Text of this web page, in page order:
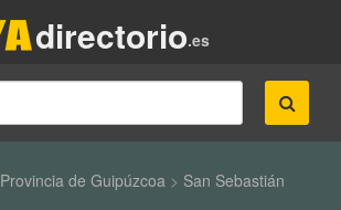
.es
directorio
Provincia de Guipúzcoa> San Sebastián